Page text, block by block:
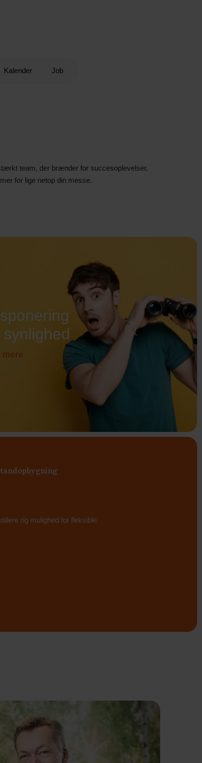
Kalender Job
team, der brænder for succesoplevelser,
for lige netop din messe.
synlighed
rig mulighed for fleksible